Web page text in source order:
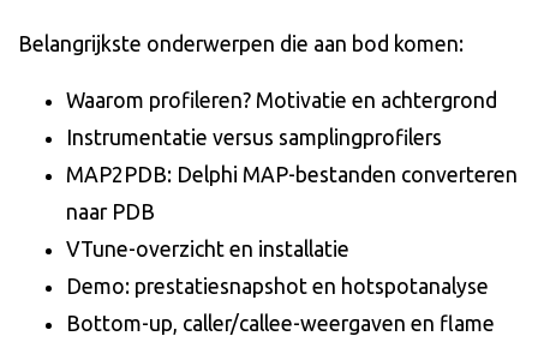
Belangrijkste onderwerpen die aan bod komen:
Waarom profileren? Motivatie en achtergrond
Instrumentatie versus samplingprofilers
MAP2PDB: Delphi MAP-bestanden converteren
naar PDB
VTune-overzicht en installatie
Demo: prestatiesnapshot en hotspotanalyse
Bottom-up, caller/callee-weergaven en flame